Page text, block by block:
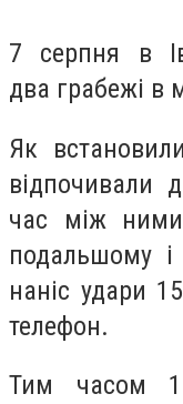
7 серпня в
два грабежі в
Як
відпочивали
час між
подальшому і
наніс удари
телефон.
Тим часом